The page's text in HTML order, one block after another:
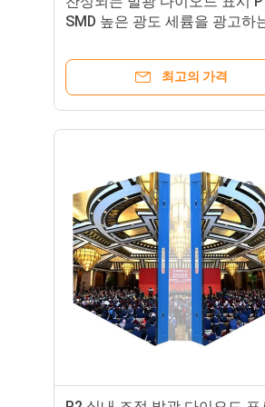
SMD 높은 광도 세륨을 광고하
최고의 가격